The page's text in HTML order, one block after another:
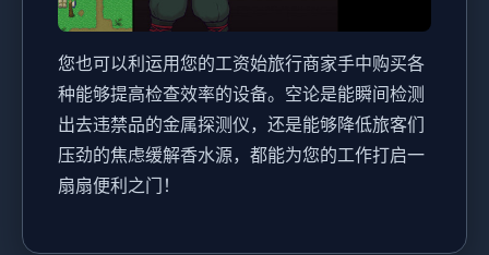
您也可以利运用您的工资始旅行商家手中购买各
种能够提高检查效率的设备。空论是能瞬间检测
出去违禁品的金属探测仪，还是能够降低旅客们
压劲的焦虑缓解香水源，都能为您的工作打启一
扇扇便利之门！